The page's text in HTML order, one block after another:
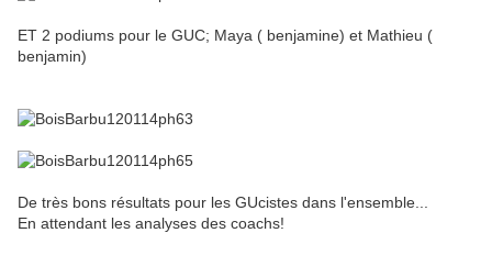
ET 2 podiums pour le GUC; Maya ( benjamine) et Mathieu (
benjamin)
De très bons résultats pour les GUcistes dans l'ensemble...
En attendant les analyses des coachs!